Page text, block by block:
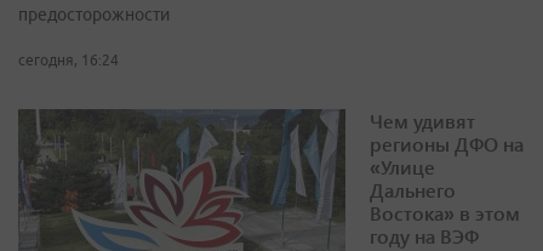
предосторожности
сегодня, 16:24
Чем удивят
регионы ДФО на
«Улице
Дальнего
Востока» в этом
году на ВЭФ